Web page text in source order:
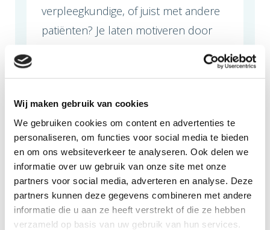
Wij maken gebruik van cookies
We gebruiken cookies om content en advertenties te
personaliseren, om functies voor social media te bieden
en om ons websiteverkeer te analyseren. Ook delen we
informatie over uw gebruik van onze site met onze
partners voor social media, adverteren en analyse. Deze
partners kunnen deze gegevens combineren met andere
informatie die u aan ze heeft verstrekt of die ze hebben
verzameld op basis van uw gebruik van hun services.
verpleegkundige, of juist met andere
patiënten? Je laten motiveren door
naar deze patiëntendag op 12 april
Wat zit er in het programma
Een rondleiding
Informatiemarkt met onder
andere
patiëntenverenigingen, kankerspoken
en de cliëntenraad van